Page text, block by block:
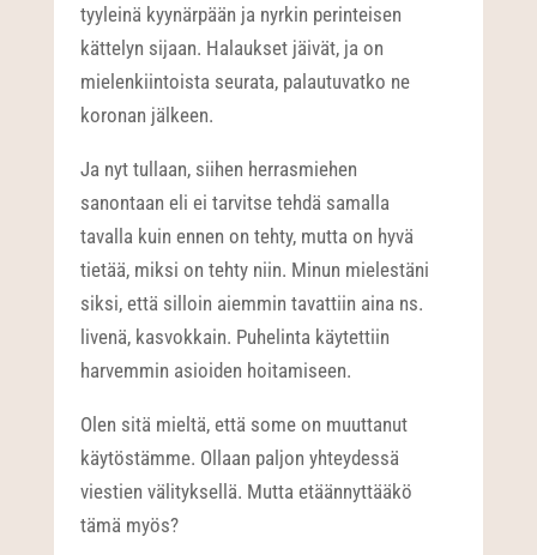
tyyleinä kyynärpään ja nyrkin perinteisen
kättelyn sijaan. Halaukset jäivät, ja on
mielenkiintoista seurata, palautuvatko ne
koronan jälkeen.
Ja nyt tullaan, siihen herrasmiehen
sanontaan eli ei tarvitse tehdä samalla
tavalla kuin ennen on tehty, mutta on hyvä
tietää, miksi on tehty niin. Minun mielestäni
siksi, että silloin aiemmin tavattiin aina ns.
livenä, kasvokkain. Puhelinta käytettiin
harvemmin asioiden hoitamiseen.
Olen sitä mieltä, että some on muuttanut
käytöstämme. Ollaan paljon yhteydessä
viestien välityksellä. Mutta etäännyttääkö
tämä myös?